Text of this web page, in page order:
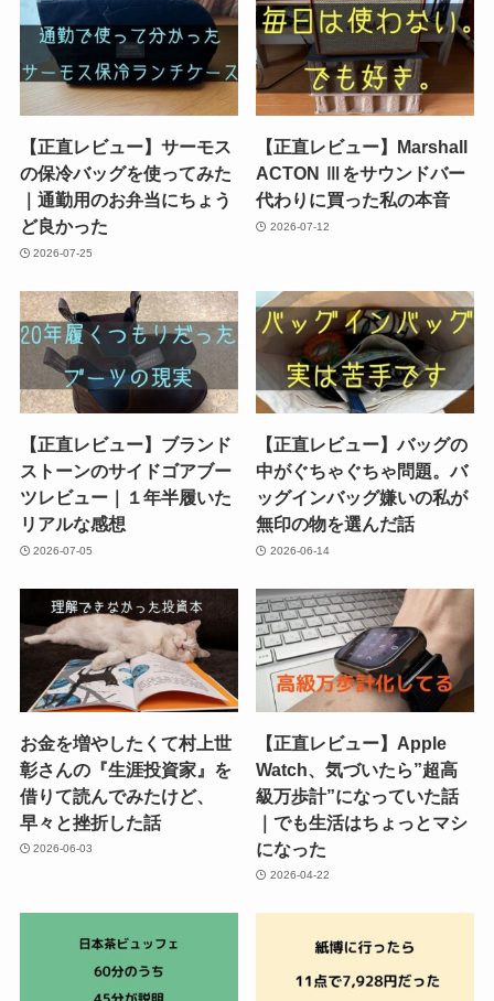
【正直レビュー】サーモス
の保冷バッグを使ってみた
｜通勤用のお弁当にちょう
ど良かった
2026-07-25
【正直レビュー】Marshall
ACTON Ⅲをサウンドバー
代わりに買った私の本音
2026-07-12
【正直レビュー】ブランド
ストーンのサイドゴアブー
ツレビュー｜１年半履いた
リアルな感想
2026-07-05
【正直レビュー】バッグの
中がぐちゃぐちゃ問題。バ
ッグインバッグ嫌いの私が
無印の物を選んだ話
2026-06-14
お金を増やしたくて村上世
彰さんの『生涯投資家』を
借りて読んでみたけど、
早々と挫折した話
2026-06-03
【正直レビュー】Apple
Watch、気づいたら”超高
級万歩計”になっていた話
｜でも生活はちょっとマシ
になった
2026-04-22